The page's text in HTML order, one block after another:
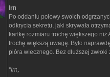
Irn
Po oddaniu połowy swoich
odkrycia sekretu, jaki skrywała
kartkę rozmiaru trochę większego niż
trochę większą uwagę. Było
pióra wiecznego. Bez dłuższej
"Irn,